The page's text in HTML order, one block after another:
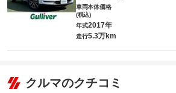
車両本体価格
(税込)
年式2017年
走行5.3万km
クルマのクチコミ